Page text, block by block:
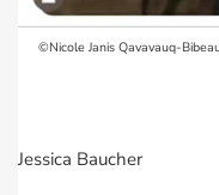
©Nicole Janis Qavavauq-
Jessica Baucher